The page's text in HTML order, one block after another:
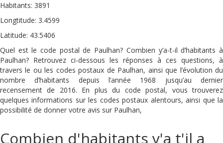
Habitants: 3891
Longtitude: 3.4599
Latitude: 43.5406
Quel est le code postal de Paulhan? Combien y’a-t-il d’habitants à
Paulhan? Retrouvez ci-dessous les réponses à ces questions, à
travers le ou les codes postaux de Paulhan, ainsi que l’évolution du
nombre d’habitants depuis l’année 1968 jusqu’au dernier
recensement de 2016. En plus du code postal, vous trouverez
quelques informations sur les codes postaux alentours, ainsi que la
possibilité de donner votre avis sur Paulhan,
Combien d'habitants y'a t'il a